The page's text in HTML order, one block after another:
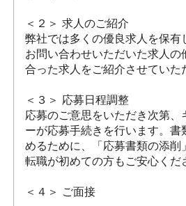
＜２＞ 求人のご紹介
弊社では多くの優良求人を保有
お問い合わせいただいた求人の
合った求人をご紹介させていた
＜３＞ 応募日程調整
応募のご意思をいただき次第、
ーが応募手続きを行います。書
めるために、「応募書類の添削
転職が初めての方もご安心くだ
＜４＞ ご面接